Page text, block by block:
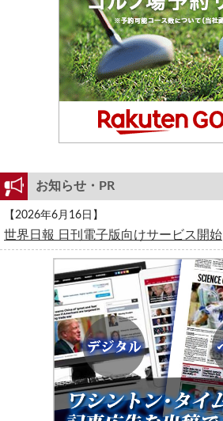
お知らせ・PR
【2026年6月16日】
世界日報 日刊電子版向けサービス開始